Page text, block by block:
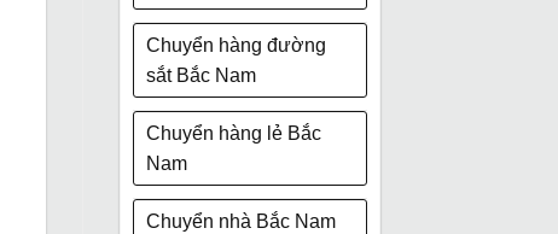
Chuyển hàng đường
sắt Bắc Nam
Chuyển hàng lẻ Bắc
Nam
Chuyển nhà Bắc Nam